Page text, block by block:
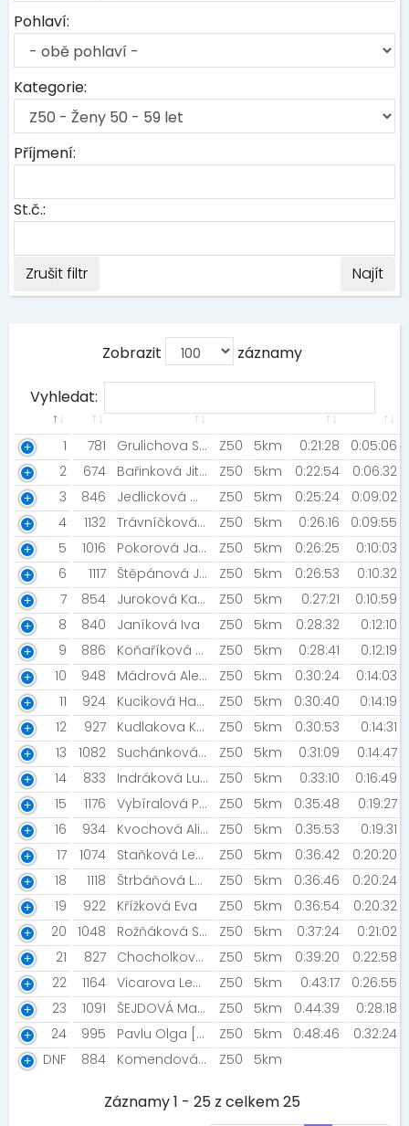
Pohlaví:
Kategorie:
Příjmení:
St.č.:
Zrušit filtr Najít
Zobrazit záznamy
Vyhledat:
1 781 Grulichova Simona Z50 5km 0:21:28
0:05:06
2
674 Bařinková Jitka [Dia Zlím] Z50 5km 0:22:54
0:06:32
3
846 Jedlicková Gabriela Z50 5km 0:25:24
0:09:02
4
1132 Trávníčková Eliška [Rychlí šneci ] Z50 5km 0:26:16
0:09:55
5
1016 Pokorová Jaroslava [Báječné ženy v běhu] Z50 5km 0:26:25
0:10:03
6
1117 Štěpánová Jana [NN NIGHT RUN] Z50 5km 0:26:53
0:10:32
7
854 Juroková Kateřina Z50 5km 0:27:21
0:10:59
8
840 Janíková Iva Z50 5km 0:28:32
0:12:10
9
886 Koňaříková Jana Z50 5km 0:28:41
0:12:19
10
948 Mádrová Alena Z50 5km 0:30:24
0:14:03
11
924 Kuciková Hana Z50 5km 0:30:40
0:14:19
12
927 Kudlakova Kaja Z50 5km 0:30:53
0:14:31
13
1082 Suchánková Vlasta Z50 5km 0:31:09
0:14:47
14
833 Indráková Lucie [Šneci v běhu] Z50 5km 0:33:10
0:16:49
15
1176 Vybíralová Pavla [Hasiči Oplocany] Z50 5km 0:35:48
0:19:27
16
934 Kvochová Alice [AlPa] Z50 5km 0:35:53
0:19:31
17
1074 Staňková Lenka Z50 5km 0:36:42
0:20:20
18
1118 Štrbáňová Lenka Z50 5km 0:36:46
0:20:24
19
922 Křížková Eva Z50 5km 0:36:54
0:20:32
20
1048 Rožňáková Silvie Z50 5km 0:37:24
0:21:02
21
827 Chocholková Daniela Z50 5km 0:39:20
0:22:58
22
1164 Vicarova Lenka Z50 5km 0:43:17
0:26:55
23
1091 ŠEJDOVÁ Markéta Z50 5km 0:44:39
0:28:18
24
995 Pavlu Olga [Prostě běž!] Z50 5km 0:48:46
0:32:24
DNF
884 Komendová Šárka Z50 5km
Záznamy 1 - 25 z celkem 25